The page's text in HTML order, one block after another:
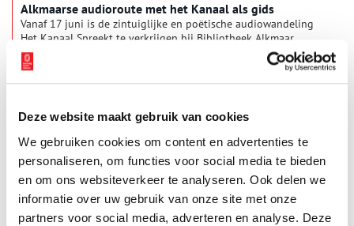
Deze website maakt gebruik van cookies
We gebruiken cookies om content en advertenties te
personaliseren, om functies voor social media te bieden
en om ons websiteverkeer te analyseren. Ook delen we
informatie over uw gebruik van onze site met onze
partners voor social media, adverteren en analyse. Deze
Alkmaarse audioroute met het Kanaal als gids
Vanaf 17 juni is de zintuiglijke en poëtische audiowandeling
Het Kanaal Spreekt te verkrijgen bij Bibliotheek Alkmaar
Centrum. In dit project van Schouten en Van Heugten is het
200 jaar oude Noordhollandse Kanaal de gids naar een
mogelijke toekomst.